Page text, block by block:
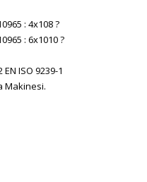
: 4x108 ?
: 6x1010 ?
ISO 9239-1
Makinesi.